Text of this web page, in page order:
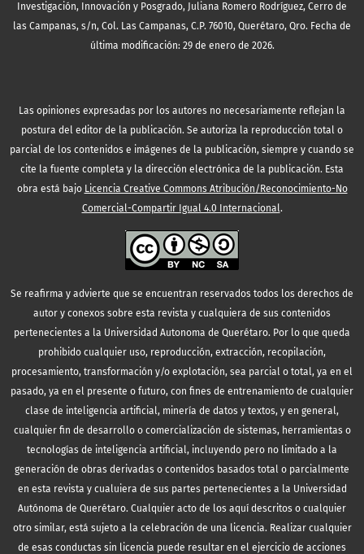
Investigación, Innovación y Posgrado, Juliana Romero Rodríguez, Cerro de
las Campanas, s/n, Col. Las Campanas, C.P. 76010, Querétaro, Qro. Fecha de
última modificación: 29 de enero de 2026.
Las opiniones expresadas por los autores no necesariamente reflejan la
postura del editor de la publicación. Se autoriza la reproducción total o
parcial de los contenidos e imágenes de la publicación, siempre y cuando se
cite la fuente completa y la dirección electrónica de la publicación. Esta
obra está bajo Licencia Creative Commons Atribución/Reconocimiento-No
Comercial-Compartir Igual 4.0 Internacional.
Se reafirma y advierte que se encuentran reservados todos los derechos de
autor y conexos sobre esta revista y cualquiera de sus contenidos
pertenecientes a la Universidad Autonoma de Querétaro. Por lo que queda
prohibido cualquier uso, reproducción, extracción, recopilación,
procesamiento, transformación y/o explotación, sea parcial o total, ya en el
pasado, ya en el presente o futuro, con fines de entrenamiento de cualquier
clase de inteligencia artificial, minería de datos y textos, y en general,
cualquier fin de desarrollo o comercialización de sistemas, herramientas o
tecnologías de inteligencia artificial, incluyendo pero no limitado a la
generación de obras derivadas o contenidos basados total o parcialmente
en esta revista y cualuiera de sus partes pertenecientes a la Universidad
Autónoma de Querétaro. Cualquier acto de los aquí descritos o cualquier
otro similar, está sujeto a la celebración de una licencia. Realizar cualquier
de esas conductas sin licencia puede resultar en el ejercicio de acciones